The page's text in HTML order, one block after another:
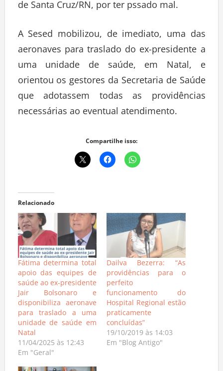
de Santa Cruz/RN, por ter pssado mal.
A Sesed mobilizou, de imediato, uma das
aeronaves para traslado do ex-presidente a
uma unidade de saúde, em Natal, e
orientou os gestores da Secretaria de Saúde
que adotassem todas as providências
necessárias ao eventual atendimento.
Compartilhe isso:
Relacionado
Fátima determina total
apoio das equipes de
saúde ao ex-presidente
Jair Bolsonaro e
disponibiliza aeronave
para traslado a uma
unidade de saúde em
Natal
11/04/2025 às 12:43
Em "Geral"
Dailva Bezerra: “As
providências para o
perfeito
funcionamento do
Hospital Regional estão
praticamente
concluídas”
19/10/2019 às 14:03
Em "Blog Antigo"